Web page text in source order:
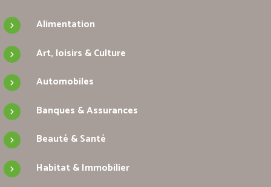
Alimentation
Art, loisirs & Culture
Automobiles
Banques & Assurances
Beauté & Santé
Habitat & Immobilier